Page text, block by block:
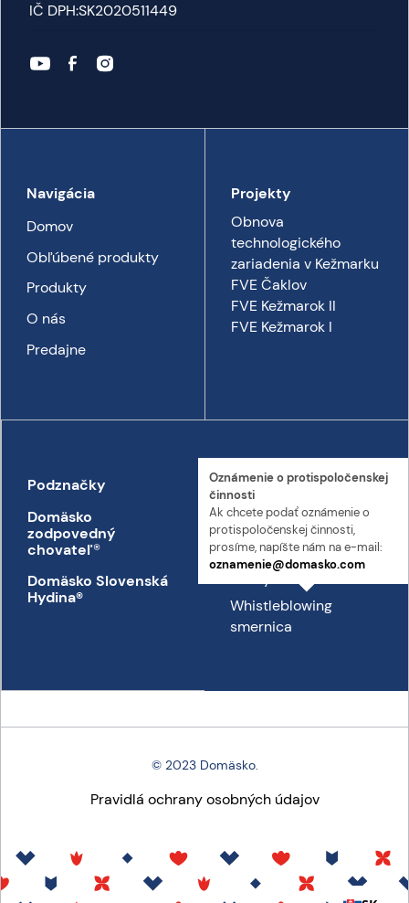
IČ DPH:SK2020511449
Navigácia
Domov
Obľúbené produkty
Produkty
O nás
Predajne
Projekty
Obnova
technologického
zariadenia v Kežmarku
FVE Čaklov
FVE Kežmarok II
FVE Kežmarok I
Podznačky
Domäsko
zodpovedný
chovateľ®
Domäsko Slovenská
Hydina®
Kontakt
Kontakt
Prepravný poriadok
Oznámenie o proti­spoločenskej
činnosti
Ak chcete podať oznámenie o
proti­spoločenskej činnosti,
prosíme, napíšte nám na e-mail:
oznamenie@domasko.com
Whistleblowing
smernica
© 2023 Domäsko.
Pravidlá ochrany osobných údajov